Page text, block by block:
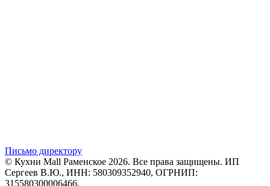
Письмо директору
© Кухни Mall Раменское 2026. Все права защищены. ИП
Сергеев В.Ю., ИНН: 580309352940, ОГРНИП:
315580300006466.